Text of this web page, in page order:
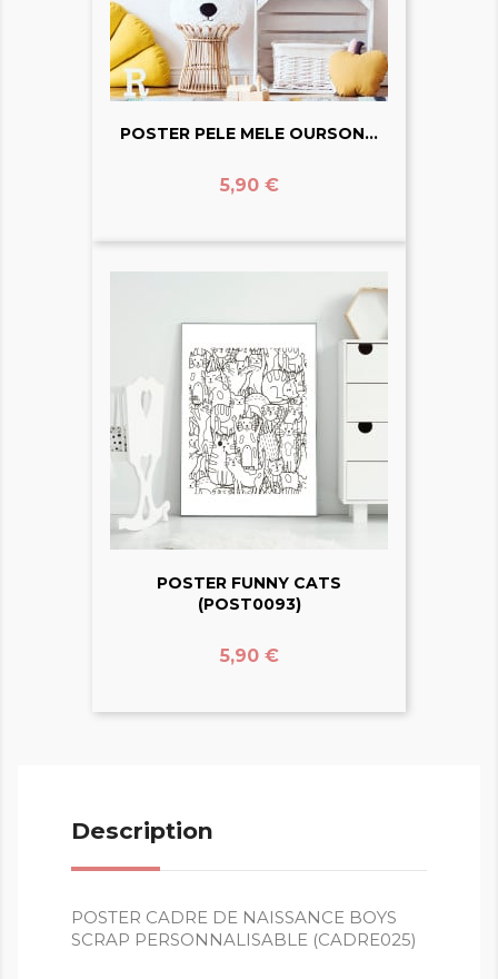
POSTER PELE MELE OURSON...
Prix
5,90 €
POSTER FUNNY CATS
(POST0093)
Prix
5,90 €
Description
POSTER CADRE DE NAISSANCE BOYS
SCRAP PERSONNALISABLE (CADRE025)